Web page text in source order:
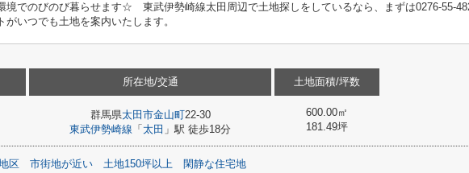
でのびのび暮らせます☆ 東武伊勢崎線太田周辺で土地探しをしているなら、まずは0276-55-
がいつでも土地を案内いたします。
所在地/交通
群馬県太田市金山町22-30
東武伊勢崎線 「 太田 」駅 徒歩18分
土地面積/坪数
600.00㎡
181.49坪
区 市街地が近い 土地150坪以上 閑静な住宅地